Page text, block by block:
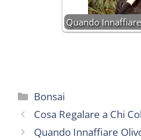
Quando
Categorie
Bonsai
Cosa Regalare a Chi
Quando Innaffiare